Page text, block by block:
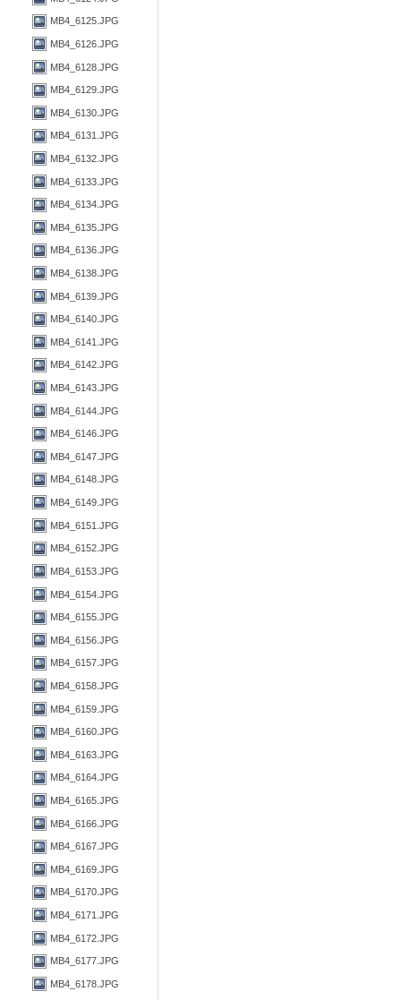
MB4_6125.JPG
MB4_6126.JPG
MB4_6128.JPG
MB4_6129.JPG
MB4_6130.JPG
MB4_6131.JPG
MB4_6132.JPG
MB4_6133.JPG
MB4_6134.JPG
MB4_6135.JPG
MB4_6136.JPG
MB4_6138.JPG
MB4_6139.JPG
MB4_6140.JPG
MB4_6141.JPG
MB4_6142.JPG
MB4_6143.JPG
MB4_6144.JPG
MB4_6146.JPG
MB4_6147.JPG
MB4_6148.JPG
MB4_6149.JPG
MB4_6151.JPG
MB4_6152.JPG
MB4_6153.JPG
MB4_6154.JPG
MB4_6155.JPG
MB4_6156.JPG
MB4_6157.JPG
MB4_6158.JPG
MB4_6159.JPG
MB4_6160.JPG
MB4_6163.JPG
MB4_6164.JPG
MB4_6165.JPG
MB4_6166.JPG
MB4_6167.JPG
MB4_6169.JPG
MB4_6170.JPG
MB4_6171.JPG
MB4_6172.JPG
MB4_6177.JPG
MB4_6178.JPG